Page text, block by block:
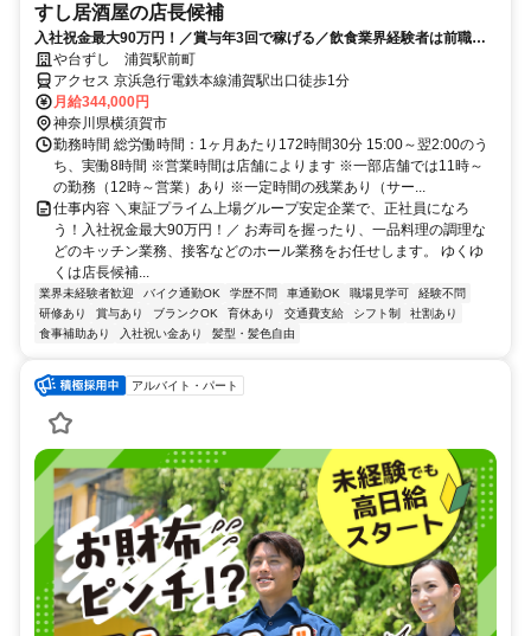
すし居酒屋の店長候補
入社祝金最大90万円！／賞与年3回で稼げる／飲食業界経験者は前職年
収を考慮／食事補助あり
や台ずし 浦賀駅前町
アクセス 京浜急行電鉄本線浦賀駅出口徒歩1分
月給344,000円
神奈川県横須賀市
勤務時間 総労働時間：1ヶ月あたり172時間30分 15:00～翌2:00のう
ち、実働8時間 ※営業時間は店舗によります ※一部店舗では11時～
の勤務（12時～営業）あり ※一定時間の残業あり（サー...
仕事内容 ＼東証プライム上場グループ安定企業で、正社員になろ
う！入社祝金最大90万円！／ お寿司を握ったり、一品料理の調理な
どのキッチン業務、接客などのホール業務をお任せします。 ゆくゆ
くは店長候補...
業界未経験者歓迎 バイク通勤OK 学歴不問 車通勤OK 職場見学可
経験不問
研修あり
賞与あり ブランクOK 育休あり 交通費支給 シフト制
社割あり
食事補助あり
入社祝い金あり 髪型・髪色自由
アルバイト・パート